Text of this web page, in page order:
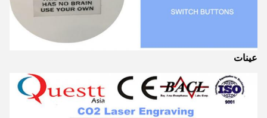
عينات